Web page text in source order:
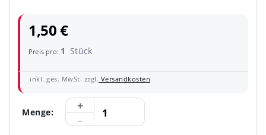
1,50 €
Preis pro: 1 Stück
inkl. ges. MwSt. zzgl. Versandkosten
Menge: